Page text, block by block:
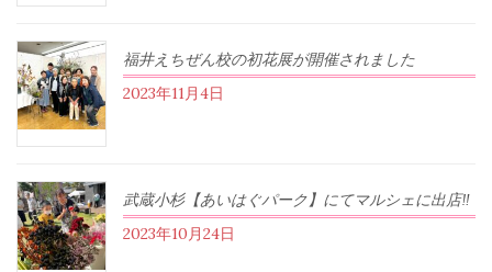
福井えちぜん校の初花展が開催されました
2023年11月4日
武蔵小杉【あいはぐパーク】にてマルシェに出店‼︎
2023年10月24日